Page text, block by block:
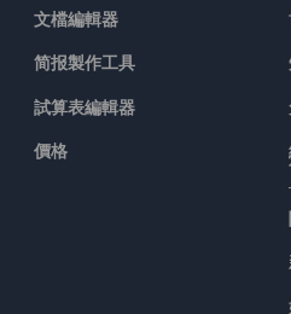
文檔編輯器
简报製作工具
試算表編輯器
價格